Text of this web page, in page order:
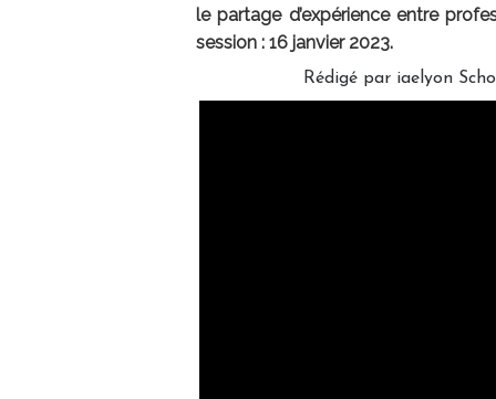
le partage d’expérience entre
session : 16 janvier 2023.
Rédigé par iaelyon